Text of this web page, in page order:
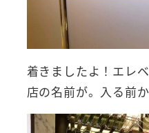
着きましたよ！エレ
店の名前が。入る前